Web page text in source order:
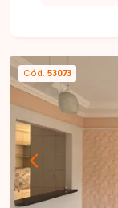
de garagem.
horas,
infantil,
espaço
canalizado
cobrados à
informações
este imóvel.
Cód. 53073